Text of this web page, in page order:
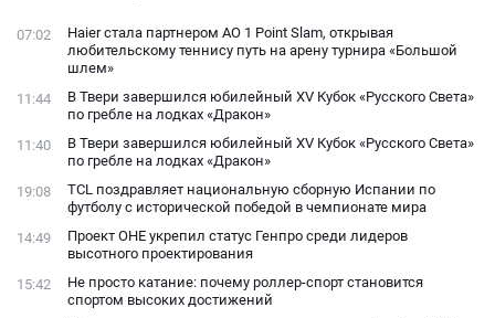
фанатами
07:02
Haier стала партнером AO 1 Point Slam, открывая
любительскому теннису путь на арену турнира «Большой
шлем»
11:44
В Твери завершился юбилейный XV Кубок «Русского Света»
по гребле на лодках «Дракон»
11:40
В Твери завершился юбилейный XV Кубок «Русского Света»
по гребле на лодках «Дракон»
19:08
TCL поздравляет национальную сборную Испании по
футболу с исторической победой в чемпионате мира
14:49
Проект ОНЕ укрепил статус Генпро среди лидеров
высотного проектирования
15:42
Не просто катание: почему роллер-спорт становится
спортом высоких достижений